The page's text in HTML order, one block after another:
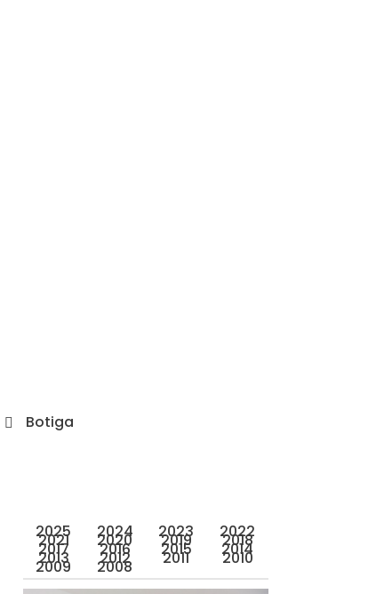
Botiga
2025
2021
2017
2013
2009
2024
2020
2016
2012
2008
2023
2019
2015
2011
2022
2018
2014
2010